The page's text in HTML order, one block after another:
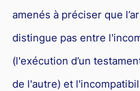
amenés à préciser que
distingue pas entre
(l'exécution d’un
de l'autre) et